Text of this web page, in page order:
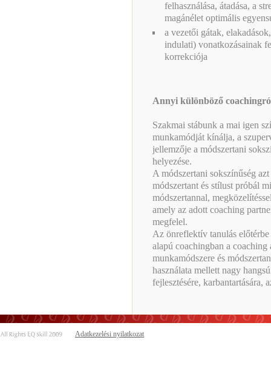
felhasználása, átadása, a
magánélet optimális
a vezetői gátak,
indulati) vonatkozásainak
korrekciója
Annyi különböző
Szakmai stábunk a mai igen
munkamódját kínálja, a
jellemzője a módszertani
helyezése.
A módszertani sokszínűség
módszertant és stílust próbál
módszertannal,
amely az adott coaching
megfelel.
Az önreflektív tanulás
alapú coachingban a
munkamódszere és
használata mellett nagy
fejlesztésére, karbantartására,
Adatkezelési nyilatkozat